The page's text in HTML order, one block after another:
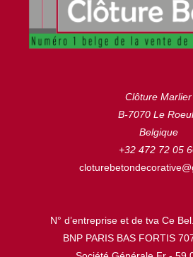
Clôture Marlier
B-7070 Le
Belgique
+32 472 72 05
N° d’entreprise et de tva Ce
BNP PARIS BAS FORTIS